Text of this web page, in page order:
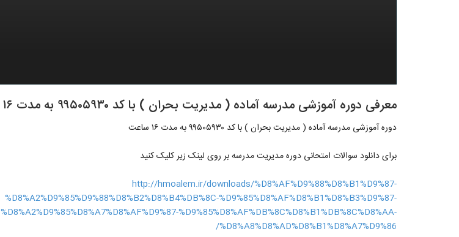
معرفی دوره آموزشی مدرسه آماده ( مدیریت بحران ) با کد ۹۹۵۰۵۹۳۰ به مدت ۱۶ ساعت
دوره آموزشی مدرسه آماده ( مدیریت بحران ) با کد ۹۹۵۰۵۹۳۰ به مدت ۱۶ ساعت
برای دانلود سوالات امتحانی دوره مدیریت مدرسه بر روی لینک زیر کلیک کنید
http://hmoalem.ir/downloads/%D8%AF%D9%88%D8%B1%D9%87-
%D8%A2%D9%85%D9%88%D8%B2%D8%B4%DB%8C-%D9%85%D8%AF%D8%B1%D8%B3%D9%87-
%D8%A2%D9%85%D8%A7%D8%AF%D9%87-%D9%85%D8%AF%DB%8C%D8%B1%DB%8C%D8%AA-
%D8%A8%D8%AD%D8%B1%D8%A7%D9%86/